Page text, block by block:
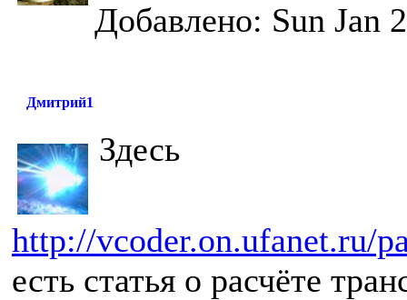
Добавлено: Sun Jan
Дмитрий1
Здесь
http://vcoder.on.ufanet.ru/
есть статья о расчёте